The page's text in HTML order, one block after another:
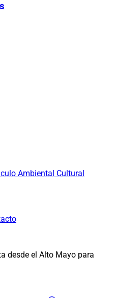
Ambiental Cultural
desde el Alto Mayo para